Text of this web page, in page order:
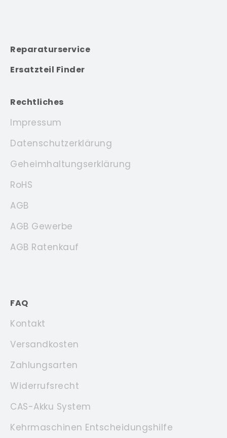
Reparaturservice
Ersatzteil Finder
Rechtliches
Impressum
Datenschutzerklärung
Geheimhaltungserklärung
RoHS
AGB
AGB Gewerbe
AGB Ratenkauf
FAQ
Kontakt
Versandkosten
Zahlungsarten
Widerrufsrecht
CAS-Akku System
Kehrmaschinen Entscheidungshilfe